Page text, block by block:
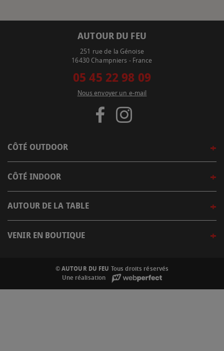
AUTOUR DU FEU
251 rue de la Génoise
16430 Champniers - France
05 45 22 98 09
Nous envoyer un e-mail
CÔTÉ OUTDOOR
CÔTÉ INDOOR
AUTOUR DE LA TABLE
VENIR EN BOUTIQUE
© AUTOUR DU FEU Tous droits réservés
Une réalisation